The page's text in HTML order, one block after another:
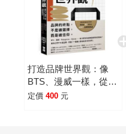
打造品牌世界觀：像
BTS、漫威一樣，從
Why到Who的品牌思考
定價 400 元